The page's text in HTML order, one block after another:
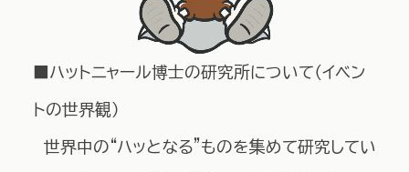
■ハットニャール博士の研究所について（イベン
トの世界観）
世界中の“ハッとなる”ものを集めて研究してい